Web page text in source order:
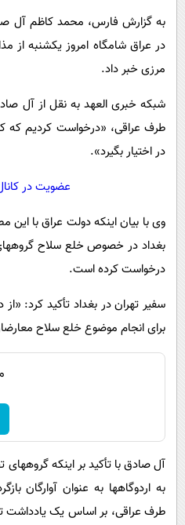
حوادث
حیات
سیاست
آشپزی
دانلود
به گزارش فارس، محمد کاظم آل
در عراق شامگاه امروز یکشنبه از
مرزی خبر داد.
شبکه خبری العهد به نقل از آل
طرف عراقی، «درخواست کردیم که
در اختیار بگیرد».
عضویت در
وی با بیان اینکه دولت عراق با این
بغداد در خصوص خلع سلاح
درخواست کرده است.
سفیر تهران در بغداد تأکید کرد:
برای انجام موضوع خلع سلاح
آل صادق با تأکید بر اینکه
به اردوگاهها به عنوان آوارگان
طرف عراقی، بر اساس یک یادداشت